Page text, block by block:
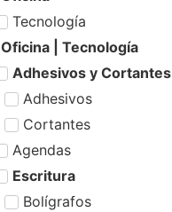
Tecnología
Oficina | Tecnología
Adhesivos y Cortantes
Adhesivos
Cortantes
Agendas
Escritura
Bolígrafos